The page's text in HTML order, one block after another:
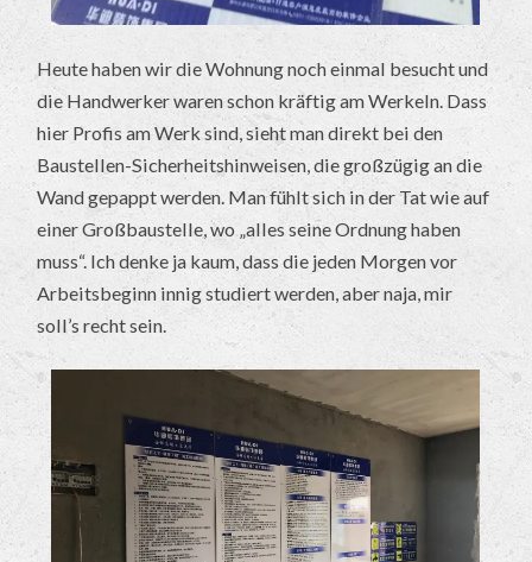
Heute haben wir die Wohnung noch einmal besucht und
die Handwerker waren schon kräftig am Werkeln. Dass
hier Profis am Werk sind, sieht man direkt bei den
Baustellen-Sicherheitshinweisen, die großzügig an die
Wand gepappt werden. Man fühlt sich in der Tat wie auf
einer Großbaustelle, wo „alles seine Ordnung haben
muss“. Ich denke ja kaum, dass die jeden Morgen vor
Arbeitsbeginn innig studiert werden, aber naja, mir
soll’s recht sein.